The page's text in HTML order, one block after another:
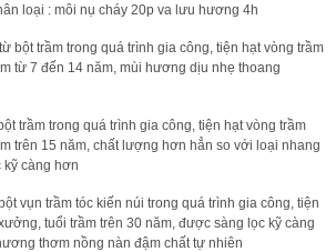
loại : môi nụ cháy 20p va lưu hương 4h
bột trầm trong quá trình gia công, tiện hạt vòng trầm
từ 7 đến 14 năm, mùi hương dịu nhẹ thoang
trầm trong quá trình gia công, tiện hạt vòng trầm
trên 15 năm, chất lượng hơn hẳn so với loại nhang
kỹ càng hơn
vụn trầm tóc kiến núi trong quá trình gia công, tiện
tuổi trầm trên 30 năm, được sàng lọc kỹ càng
thơm nồng nàn đậm chất tự nhiên